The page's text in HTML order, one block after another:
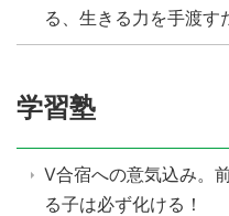
る、生きる力を手渡
学習塾
V合宿への意気込み。
る子は必ず化ける！